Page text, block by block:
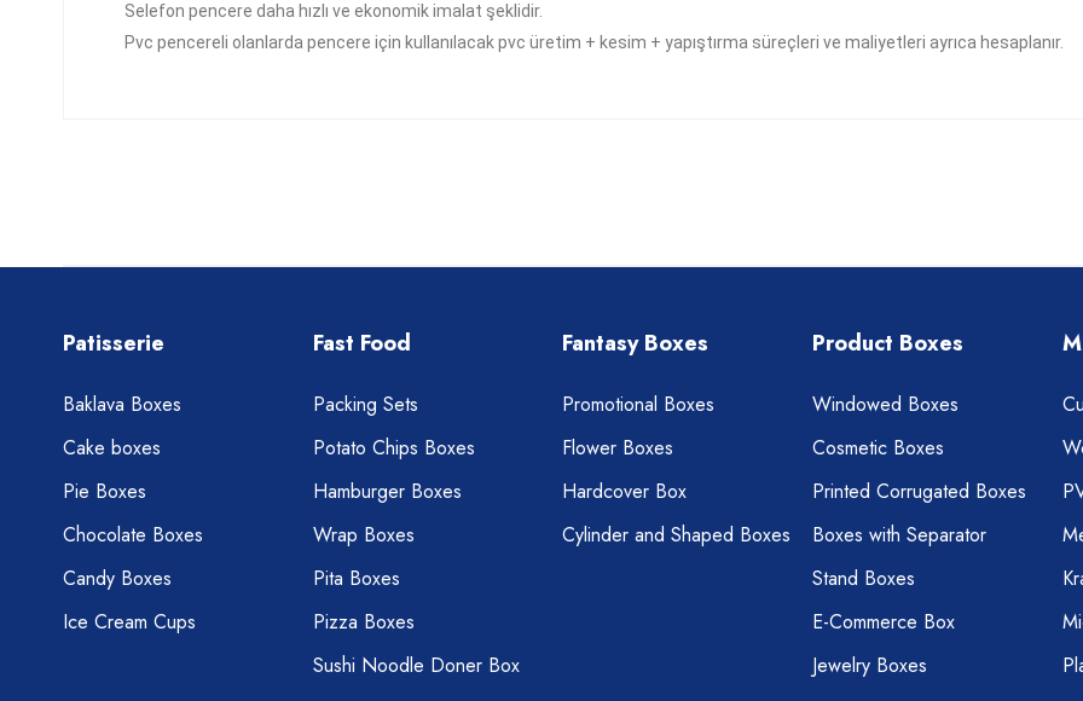
Selefon pencere daha hızlı ve ekonomik imalat şeklidir.
Pvc pencereli olanlarda pencere için kullanılacak pvc üretim + kesim + yapıştırma süreçleri ve maliyetleri ayrıca hesaplanır.
Patisserie
Baklava Boxes
Cake boxes
Pie Boxes
Chocolate Boxes
Candy Boxes
Ice Cream Cups
Fast Food
Packing Sets
Potato Chips Boxes
Hamburger Boxes
Wrap Boxes
Pita Boxes
Pizza Boxes
Sushi Noodle Doner Box
Fantasy Boxes
Promotional Boxes
Flower Boxes
Hardcover Box
Cylinder and Shaped Boxes
Product Boxes
Windowed Boxes
Cosmetic Boxes
Printed Corrugated Boxes
Boxes with Separator
Stand Boxes
E-Commerce Box
Jewelry Boxes